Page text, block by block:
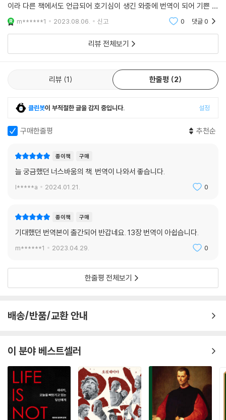
망에 깊이 사로잡혀 있었다. 자연 세계 속에서 인간이 처할 수밖에 없는, 그
리고 인간의 본질일 수밖에 없는 수동 상태, 또 이러한 수동 상태에 처했을
믿음, 그를 통해 우리 인간의 삶을 구원할 수 있다는 믿음과 함께하고 나아
가 이러한 믿음에 자양분이 된다.
비극시 작품들은 철학 저술이 제거하거나 회피할 만한 인간과 운에 대한
문제를 정면으로 다루는 경향이 있다. 그런 정면 돌파 과정에서 비극 작품
속 이야기들은 한 문화 전체로 하여금 인간 존재의 상황을 반성하게 만들
고, 다른 한편으로는 그 속에 등장하는 인물들의 복잡다단한 경험을 다루
는 과정에서 운에 좌지우지되기 쉬운 인간의 삶, 우리 상황과 정념의 변덕
스러움, 또 우리의 신조들commitments 사이에서 벌어지는 갈등의 표
출 등이 숨김없이 드러난다.
플라톤이 대화를 이용하는 방식은 어떤 견해를 가지게 된 원인을 제공하거
나, 혹은 우리로 하여금 어떤 문제가 지닌 힘을 느끼도록 하거나, 그도 아니
각한 전략의 특징은 동일한 문제에 반응하는 다른 방식의 대안을 제시하고
작업이 잘 진행되면, 마지막에 가서 우리는 문제의 본질뿐 아니라 우리 앞
에 놓인 선택의 본질까지도 명료하게 볼 수 있게 될 것이다.
먼 신화 얘기를 이처럼 열정적으로 더듬어 거슬러 올라가는 아리스토파네
스의 연설을 들으면서 우리는 결국 육체에 그런 구멍들이 있다는 것, 또 그
주한다는 것이 얼마나 이상한지를 생각하게 된다. 또한 우리가 이 특이한
는 부드럽고 열려 있으며 돌처럼 둥글거나 반짝이지 않는다는 사실을, 자
연스러운 심지어 아름다운 것으로 여긴다는 점은 또 얼마나 이상한가.
아리스토텔레스는 자신의 철학적 방법에 대해 ‘여기서도 다른 경우와 마찬
가지로’ 파이노메나 즉, 이른바 현상이라고 하는 것을 정리하는 것이라고
말한다. 현상에 전념하는 것이 적절한 철학적 방법이고, 또, 현상에 의해서
적절한 철학적 방법이 제한된다. 파이노메나로 인해 직면한 어려움을 헤쳐
이라 다른 책에서도 언급되어 호기심이 생긴 와중에 번역이 되어 기쁜 마
음입니다. 인간적이고 고귀한 심성은 쉽게 변하기 때문에 그토록 소중하다
는 인용을 보고 구
m******1 2023.08.06. 신고 0 댓글0
리뷰 전체보기
리뷰 1 한줄평 2
클린봇이 부적절한 글을 감지 중입니다. 설정
구매한줄평 추천순
종이책 구매
늘 궁금했던 너스바움의 책. 번역이 나와서 좋습니다.
l*****a 2024.01.21. 0
종이책 구매
기대했던 번역본이 출간되어 반갑네요. 13장 번역이 아쉽습니다.
m******1 2023.04.29. 0
한줄평 전체보기
배송/반품/교환 안내
이 분야 베스트셀러